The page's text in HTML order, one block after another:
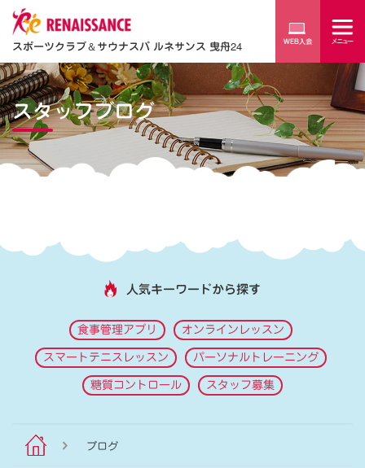
スポーツクラブ＆サウナスパ ルネサンス 曳舟24
スタッフブログ
人気キーワードから探す
食事管理アプリ オンラインレッスン
スマートテニスレッスン パーソナルトレーニング
糖質コントロール スタッフ募集
ブログ